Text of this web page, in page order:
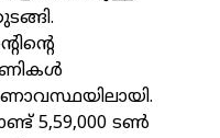
5,59,000 ടണ്‍